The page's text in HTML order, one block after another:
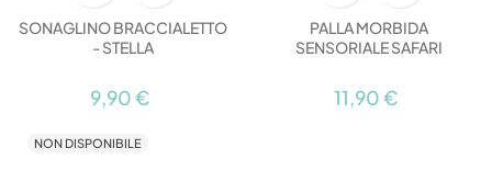
SONAGLINO BRACCIALETTO
- STELLA
9,90 €
PALLA MORBIDA
SENSORIALE SAFARI
11,90 €
NON DISPONIBILE